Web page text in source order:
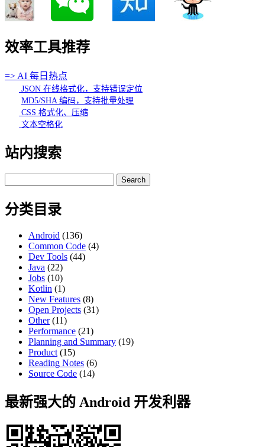
效率工具推荐
=> AI 每日热点
JSON 在线格式化，支持错误定位
MD5/SHA 编码，支持批量处理
CSS 格式化、压缩
文本空格化
站内搜索
for:
分类目录
Android (136)
Common Code (4)
Dev Tools (44)
Java (22)
Jobs (10)
Kotlin (1)
New Features (8)
Open Projects (31)
Other(11)
Performance (21)
Planning and Summary (19)
Product (15)
Reading Notes (6)
Source Code (14)
最新强大的 Android 开发利器